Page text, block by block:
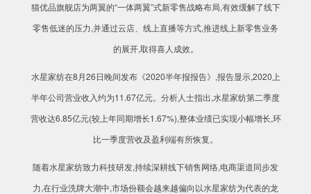
猫优品旗舰店为两翼的“一体两翼”式新零售战略布局,有效缓解了线下
零售低迷的压力,并通过云店、线上直播等方式,推进线上新零售业务
的展开,取得喜人成效。
水星家纺在8月26日晚间发布《2020半年报报告》,报告显示,2020上
半年公司营业收入约为11.67亿元。分析人士指出,水星家纺第二季度
营收达6.85亿元(较上年同期增长1.67%),整体业绩已实现小幅增长,环
比一季度营收及盈利端有所恢复。
随着水星家纺致力科技研发,持续深耕线下销售网络,电商渠道同步发
力,在行业洗牌大潮中,市场份额会越来越偏向以水星家纺为代表的龙